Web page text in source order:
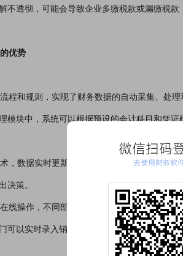
不透彻，可能会导致企业多缴税款或漏缴税款
优势
流程和规则，实现了财务数据的自动采集、处
模块中，系统可以根据预设的会计科目和凭证
，数据实时更新，企业管理者可以随时随地通
决策。
线操作，不同部门的人员可以根据权限访问和
以实时录入销售订单信息，财务部门可以及
微信扫码
去使用财务软